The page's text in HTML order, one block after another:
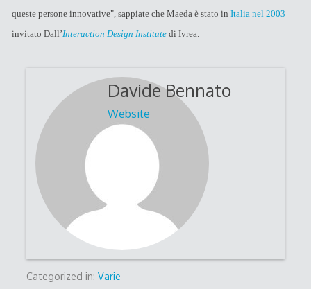
queste persone innovative", sappiate che Maeda è stato in Italia nel 2003
invitato Dall’Interaction Design Institutedi Ivrea.
Davide Bennato
Website
Categorized in: Varie